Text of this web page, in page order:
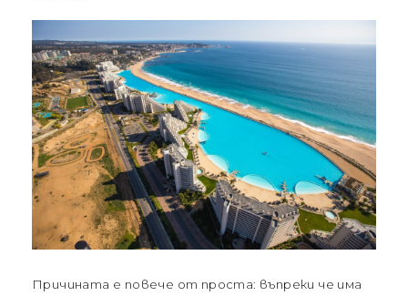
Причината е повече от проста: въпреки че има